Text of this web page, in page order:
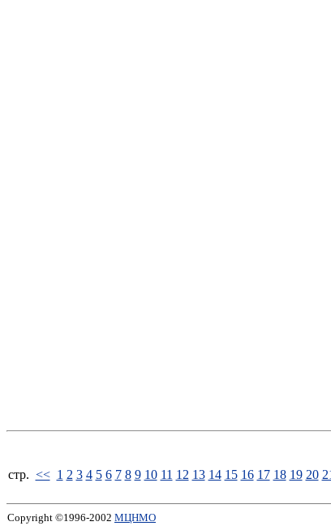
стp. << 1 2 3 4 5 6 7 8 9 10 11 12 13 14 15 16 17 18 19 20
Copyright ©1996-2002 МЦНМО